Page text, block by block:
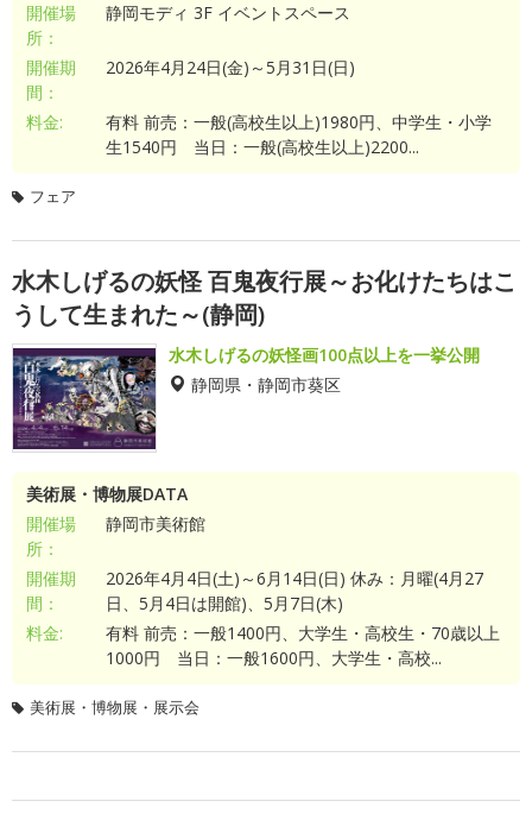
開催場
所：
静岡モディ 3F イベントスペース
開催期
間：
2026年4月24日(金)～5月31日(日)
料金:
有料 前売：一般(高校生以上)1980円、中学生・小学
生1540円 当日：一般(高校生以上)2200...
フェア
水木しげるの妖怪 百鬼夜行展～お化けたちはこ
うして生まれた～(静岡)
水木しげるの妖怪画100点以上を一挙公開
静岡県・静岡市葵区
美術展・博物展DATA
開催場
所：
静岡市美術館
開催期
間：
2026年4月4日(土)～6月14日(日) 休み：月曜(4月27
日、5月4日は開館)、5月7日(木)
料金:
有料 前売：一般1400円、大学生・高校生・70歳以上
1000円 当日：一般1600円、大学生・高校...
美術展・博物展・展示会